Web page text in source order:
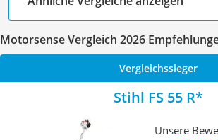
Motorsense Vergleich 2026
Vergleichssieger
Stihl FS 55 R
Unsere